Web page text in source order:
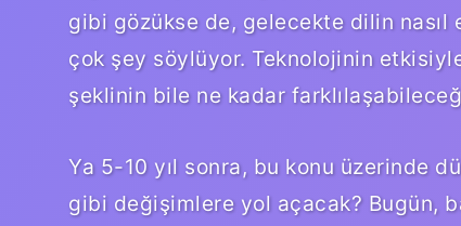
gibi gözükse de, gelecekte dilin
çok şey söylüyor. Teknolojinin
şeklinin bile ne kadar
Ya 5-10 yıl sonra, bu konu üzerinde
gibi değişimlere yol açacak? Bugün,